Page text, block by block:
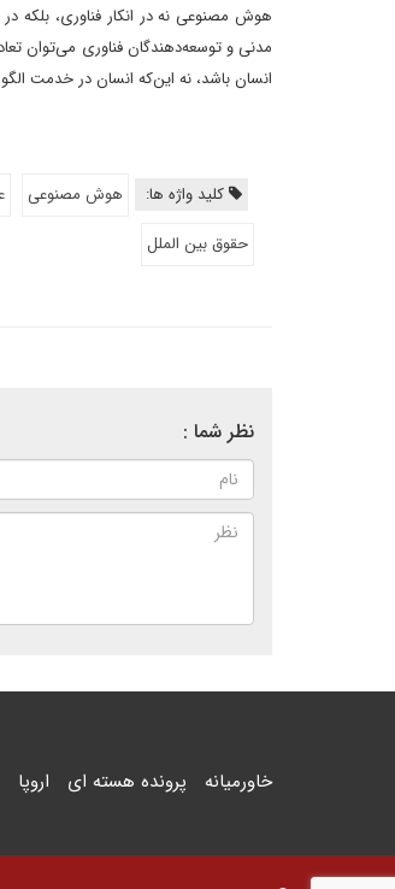
هوش مصنوعی نه در انکار فناوری، بلکه
مدنی و توسعه‌دهندگان فناوری می‌توان
انسان باشد، نه این‌که انسان در خدمت
کلید واژه ها: هوش مصنوعی
حقوق بین الملل
نظر شما :
خاورمیانه پرونده هسته ای اروپا